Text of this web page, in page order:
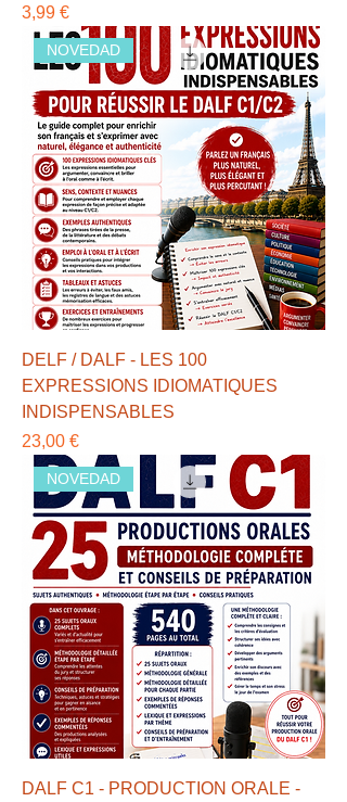
Precio
3,99 €
NOVEDAD
DELF / DALF - LES 100
EXPRESSIONS IDIOMATIQUES
INDISPENSABLES
Precio
23,00 €
NOVEDAD
DALF C1 - PRODUCTION ORALE -